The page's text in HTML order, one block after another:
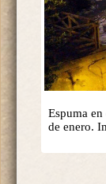
Espuma
de enero.